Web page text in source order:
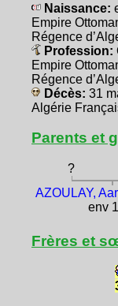
Naissance:
Empire
Régence
Profession:
Empire
Régence
Décès: 31
Algérie
Parents et
?
AZOULAY,
env
Frères et